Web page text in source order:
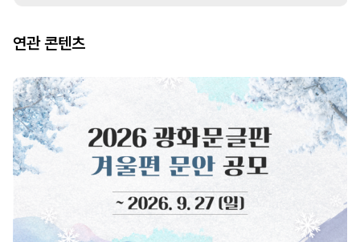
연관 콘텐츠